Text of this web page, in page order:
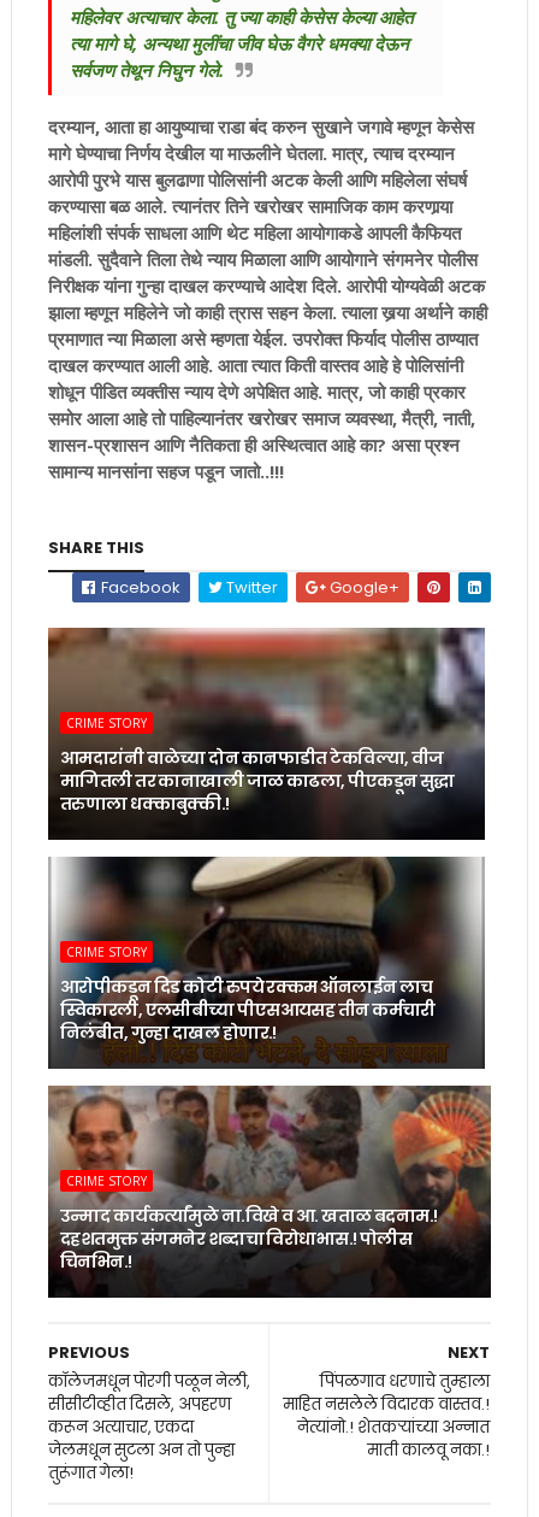
महिलेवर अत्याचार केला. तु ज्या काही केसेस केल्या आहेत
त्या मागे घे, अन्यथा मुलींचा जीव घेऊ वैगरे धमक्या देऊन
सर्वजण तेथून निघुन गेले.
दरम्यान, आता हा आयुष्याचा राडा बंद करुन सुखाने जगावे म्हणून केसेस
मागे घेण्याचा निर्णय देखील या माऊलीने घेतला. मात्र, त्याच दरम्यान
आरोपी पुरभे यास बुलढाणा पोलिसांनी अटक केली आणि महिलेला संघर्ष
करण्यासा बळ आले. त्यानंतर तिने खरोखर सामाजिक काम करणार्‍या
महिलांशी संपर्क साधला आणि थेट महिला आयोगाकडे आपली कैफियत
मांडली. सुदैवाने तिला तेथे न्याय मिळाला आणि आयोगाने संगमनेर पोलीस
निरीक्षक यांना गुन्हा दाखल करण्याचे आदेश दिले. आरोपी योग्यवेळी अटक
झाला म्हणून महिलेने जो काही त्रास सहन केला. त्याला खर्‍या अर्थाने काही
प्रमाणात न्या मिळाला असे म्हणता येईल. उपरोक्त फिर्याद पोलीस ठाण्यात
दाखल करण्यात आली आहे. आता त्यात किती वास्तव आहे हे पोलिसांनी
शोधून पीडित व्यक्तीस न्याय देणे अपेक्षित आहे. मात्र, जो काही प्रकार
समोर आला आहे तो पाहिल्यानंतर खरोखर समाज व्यवस्था, मैत्री, नाती,
शासन-प्रशासन आणि नैतिकता ही अस्थित्वात आहे का? असा प्रश्न
सामान्य मानसांना सहज पडून जातो..!!!
SHARE THIS
Facebook
Twitter Google+
CRIME STORY
आमदारांनी वाळेच्या दोन कानफाडीत टेकविल्या, वीज
मागितली तर कानाखाली जाळ काढला, पीएकडून सुद्धा
तरुणाला धक्काबुक्की.!
CRIME STORY
आरोपीकडून दिड कोटी रुपये रक्कम ऑनलाईन लाच
स्विकारली, एलसीबीच्या पीएसआयसह तीन कर्मचारी
निलंबीत, गुन्हा दाखल होणार.!
CRIME STORY
उन्माद कार्यकर्त्यांमुळे ना.विखे व आ. खताळ बदनाम.!
दहशतमुक्त संगमनेर शब्दाचा विरोधाभास.! पोलीस
चिनभिन.!
NEXT
पिंपळगाव धरणाचे तुम्हाला
माहित नसलेले विदारक वास्तव.!
नेत्यांनो.! शेतकर्‍यांच्या अन्नात
माती कालवू नका.!
PREVIOUS
कॉलेजमधून पोरगी पळून नेली,
सीसीटीव्हीत दिसले, अपहरण
करून अत्याचार, एकदा
जेलमधून सुटला अन तो पुन्हा
तुरूंगात गेला!